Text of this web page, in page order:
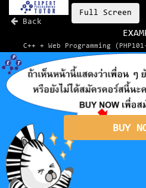
Back
Full Screen
C++ + Web Programming
BUY